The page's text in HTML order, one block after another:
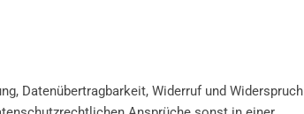
Datenübertragbarkeit, Widerruf und Widerspruch